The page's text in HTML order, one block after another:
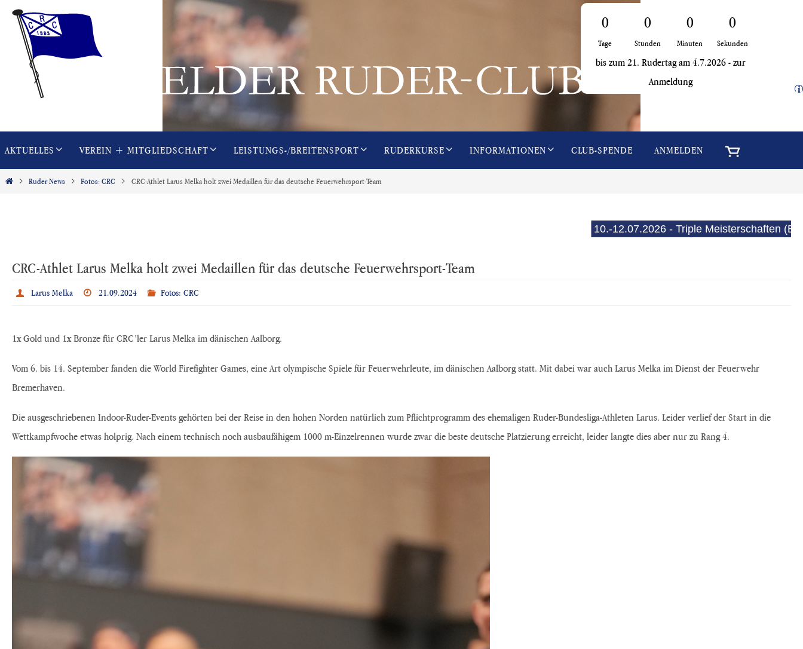
Zum
Inhalt
springen
0
Tage
0
Stunden
0
Minuten
0
Sekunden
bis zum 21. Rudertag am 4.7.2026 - zur
Anmeldung
i
Inhalt
springen
AKTUELLES VEREIN + MITGLIEDSCHAFT LEISTUNGS-/BREITENSPORT RUDERKURSE INFORMATIONEN CLUB-SPENDE ANMELDEN
Start Ruder News Fotos: CRC CRC-Athlet Larus Melka holt zwei Medaillen für das deutsche Feuerwehrsport-Team
10.-12.07.2026 - Triple Meisterschaften (E-See)
CRC-Athlet Larus Melka holt zwei Medaillen für das deutsche Feuerwehrsport-Team
Larus Melka 21.09.2024 Fotos: CRC
1x Gold und 1x Bronze für CRC’ler Larus Melka im dänischen Aalborg.
Vom 6. bis 14. September fanden die World Firefighter Games, eine Art olympische Spiele für Feuerwehrleute, im dänischen Aalborg statt. Mit dabei war auch Larus Melka im Dienst der Feuerwehr
Bremerhaven.
Die ausgeschriebenen Indoor-Ruder-Events gehörten bei der Reise in den hohen Norden natürlich zum Pflichtprogramm des ehemaligen Ruder-Bundesliga-Athleten Larus. Leider verlief der Start in die
Wettkampfwoche etwas holprig. Nach einem technisch noch ausbaufähigem 1000 m-Einzelrennen wurde zwar die beste deutsche Platzierung erreicht, leider langte dies aber nur zu Rang 4.